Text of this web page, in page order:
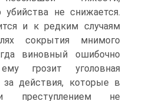
убийства не снижается.
и к редким случаям
сокрытия мнимого
виновный ошибочно
грозит уголовная
за действия, которые в
преступлением не